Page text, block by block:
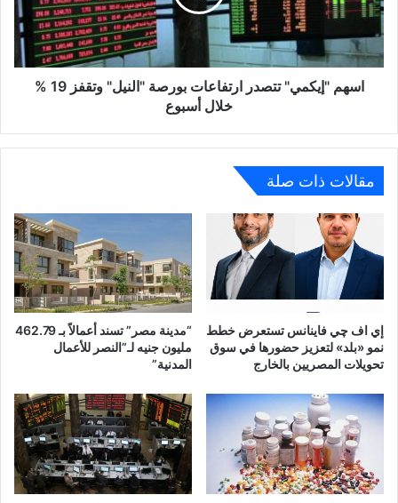
"النيل"
%
خلال
اسهم "إيكمي" تتصدر ارتفاعات بورصة "النيل" وتقفز 19 %
خلال أسبوع
مقالات ذات صلة
إي اف چي فاينانس تستعرض خطط
نمو «بلد» لتعزيز حضورها في سوق
تحويلات المصريين بالخارج
“مدينة مصر” تسند أعمالاً بـ 462.79
مليون جنيه لـ”النصر للأعمال
المدنية”